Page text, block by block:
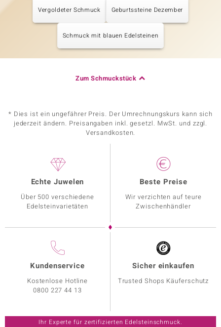
Vergoldeter Schmuck Geburtssteine Dezember
Schmuck mit blauen Edelsteinen
Zum Schmuckstück
* Dies ist ein ungefährer Preis. Der Umrechnungskurs kann sich
jederzeit ändern. Preisangaben inkl. gesetzl. MwSt. und zzgl.
Versandkosten.
Echte Juwelen
Über 500 verschiedene
Edelsteinvarietäten
Beste Preise
Wir verzichten auf teure
Zwischenhändler
Kundenservice
Kostenlose Hotline
0800 227 44 13
Sicher einkaufen
Trusted Shops Käuferschutz
Ihr Experte für zertifizierten Edelsteinschmuck.